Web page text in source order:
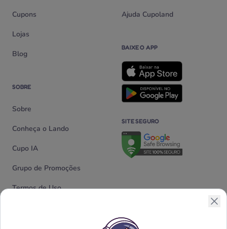
Cupons
Lojas
Blog
SOBRE
Sobre
Conheça o Lando
Cupo IA
Grupo de Promoções
Termos de Uso
Ajuda Cupoland
BAIXE O APP
SITE SEGURO
Verificação de site seguro